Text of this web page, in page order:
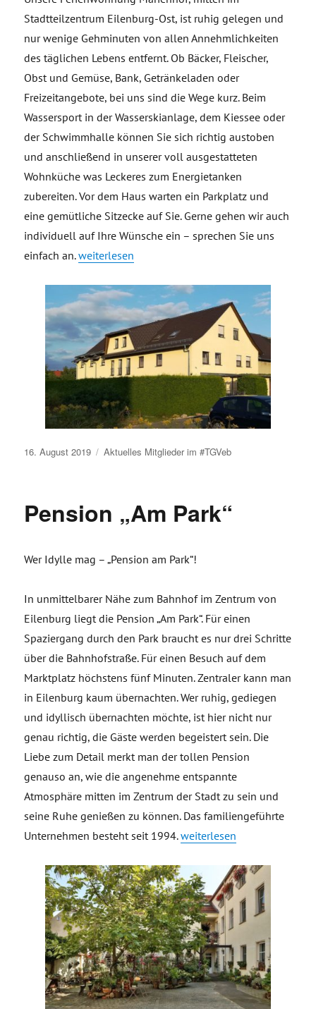
Stadtteilzentrum Eilenburg-Ost, ist ruhig gelegen und
nur wenige Gehminuten von allen Annehmlichkeiten
des täglichen Lebens entfernt. Ob Bäcker, Fleischer,
Obst und Gemüse, Bank, Getränkeladen oder
Freizeitangebote, bei uns sind die Wege kurz. Beim
Wassersport in der Wasserskianlage, dem Kiessee oder
der Schwimmhalle können Sie sich richtig austoben
und anschließend in unserer voll ausgestatteten
Wohnküche was Leckeres zum Energietanken
zubereiten. Vor dem Haus warten ein Parkplatz und
eine gemütliche Sitzecke auf Sie. Gerne gehen wir auch
individuell auf Ihre Wünsche ein – sprechen Sie uns
einfach an.„Ferienwohnung Marienhof“
weiterlesen
Veröffentlicht
16. August 2019 Aktuelles Mitglieder im #TGVeb
Pension „Am Park“
Wer Idylle mag – „Pension am Park“!
In unmittelbarer Nähe zum Bahnhof im Zentrum von
Eilenburg liegt die Pension „Am Park“. Für einen
Spaziergang durch den Park braucht es nur drei Schritte
über die Bahnhofstraße. Für einen Besuch auf dem
Marktplatz höchstens fünf Minuten. Zentraler kann man
in Eilenburg kaum übernachten. Wer ruhig, gediegen
und idyllisch übernachten möchte, ist hier nicht nur
genau richtig, die Gäste werden begeistert sein. Die
Liebe zum Detail merkt man der tollen Pension
genauso an, wie die angenehme entspannte
Atmosphäre mitten im Zentrum der Stadt zu sein und
seine Ruhe genießen zu können. Das familiengeführte
Unternehmen besteht seit 1994.„Pension „Am Park““
weiterlesen